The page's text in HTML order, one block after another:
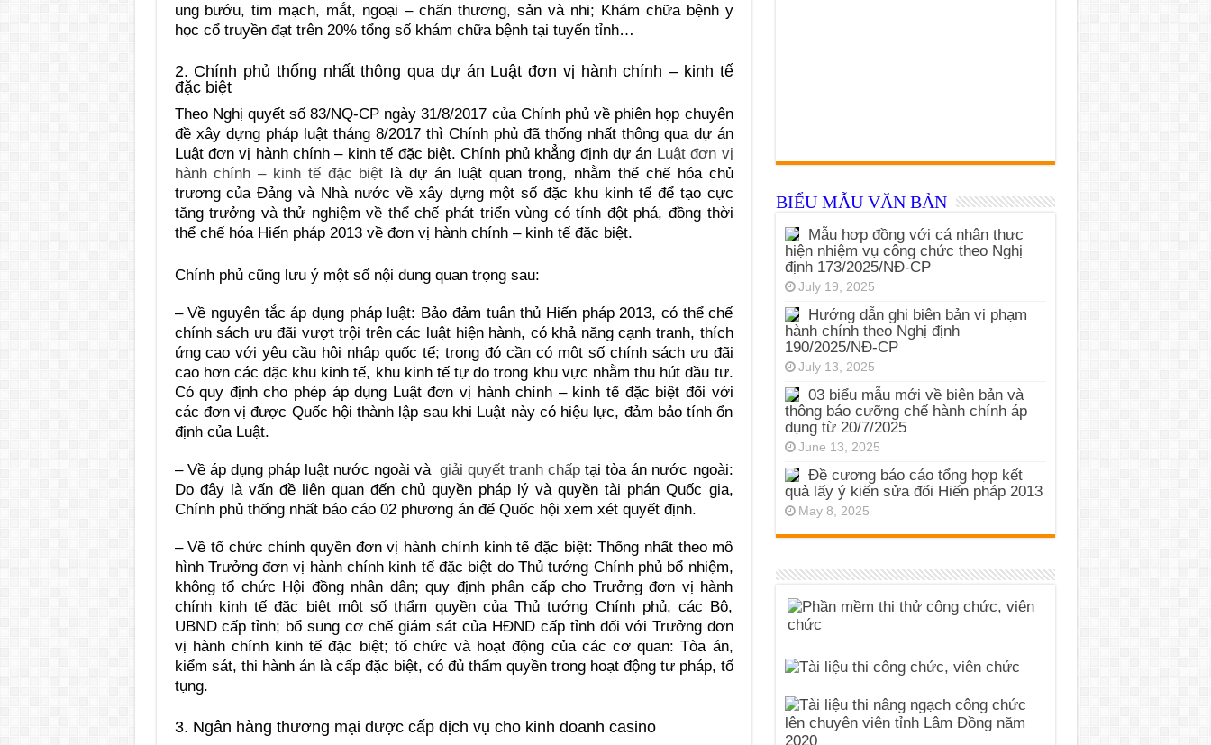
ung bướu, tim mạch, mắt, ngoại – chấn thương, sản và nhi; Khám chữa bệnh y
học cổ truyền đạt trên 20% tổng số khám chữa bệnh tại tuyến tỉnh…
2. Chính phủ thống nhất thông qua dự án Luật đơn vị hành chính – kinh tế
đặc biệt
Theo Nghị quyết số 83/NQ-CP ngày 31/8/2017 của Chính phủ về phiên họp chuyên
đề xây dựng pháp luật tháng 8/2017 thì Chính phủ đã thống nhất thông qua dự án
Luật đơn vị hành chính – kinh tế đặc biệt. Chính phủ khẳng định dự án Luật đơn vị
hành chính – kinh tế đặc biệt là dự án luật quan trọng, nhằm thể chế hóa chủ
trương của Đảng và Nhà nước về xây dựng một số đặc khu kinh tế để tạo cực
tăng trưởng và thử nghiệm về thể chế phát triển vùng có tính đột phá, đồng thời
thể chế hóa Hiến pháp 2013 về đơn vị hành chính – kinh tế đặc biệt.
Chính phủ cũng lưu ý một số nội dung quan trọng sau:
– Về nguyên tắc áp dụng pháp luật: Bảo đảm tuân thủ Hiến pháp 2013, có thể chế
chính sách ưu đãi vượt trội trên các luật hiện hành, có khả năng cạnh tranh, thích
ứng cao với yêu cầu hội nhập quốc tế; trong đó cần có một số chính sách ưu đãi
cao hơn các đặc khu kinh tế, khu kinh tế tự do trong khu vực nhằm thu hút đầu tư.
Có quy định cho phép áp dụng Luật đơn vị hành chính – kinh tế đặc biệt đối với
các đơn vị được Quốc hội thành lập sau khi Luật này có hiệu lực, đảm bảo tính ổn
định của Luật.
– Về áp dụng pháp luật nước ngoài vàgiải quyết tranh chấp tại tòa án nước ngoài:
Do đây là vấn đề liên quan đến chủ quyền pháp lý và quyền tài phán Quốc gia,
Chính phủ thống nhất báo cáo 02 phương án để Quốc hội xem xét quyết định.
– Về tổ chức chính quyền đơn vị hành chính kinh tế đặc biệt: Thống nhất theo mô
hình Trưởng đơn vị hành chính kinh tế đặc biệt do Thủ tướng Chính phủ bổ nhiệm,
không tổ chức Hội đồng nhân dân; quy định phân cấp cho Trưởng đơn vị hành
chính kinh tế đặc biệt một số thẩm quyền của Thủ tướng Chính phủ, các Bộ,
UBND cấp tỉnh; bổ sung cơ chế giám sát của HĐND cấp tỉnh đối với Trưởng đơn
vị hành chính kinh tế đặc biệt; tổ chức và hoạt động của các cơ quan: Tòa án,
kiểm sát, thi hành án là cấp đặc biệt, có đủ thẩm quyền trong hoạt động tư pháp, tố
tụng.
3. Ngân hàng thương mại được cấp dịch vụ cho kinh doanh casino
BIỂU MẪU VĂN BẢN
Mẫu hợp đồng với cá nhân thực
hiện nhiệm vụ công chức theo Nghị
định 173/2025/NĐ-CP
July 19, 2025
Hướng dẫn ghi biên bản vi phạm
hành chính theo Nghị định
190/2025/NĐ-CP
July 13, 2025
03 biểu mẫu mới về biên bản và
thông báo cưỡng chế hành chính áp
dụng từ 20/7/2025
June 13, 2025
Đề cương báo cáo tổng hợp kết
quả lấy ý kiến sửa đổi Hiến pháp 2013
May 8, 2025